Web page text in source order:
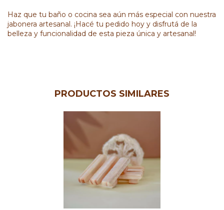
Haz que tu baño o cocina sea aún más especial con nuestra
jabonera artesanal. ¡Hacé tu pedido hoy y disfrutá de la
belleza y funcionalidad de esta pieza única y artesanal!
PRODUCTOS SIMILARES